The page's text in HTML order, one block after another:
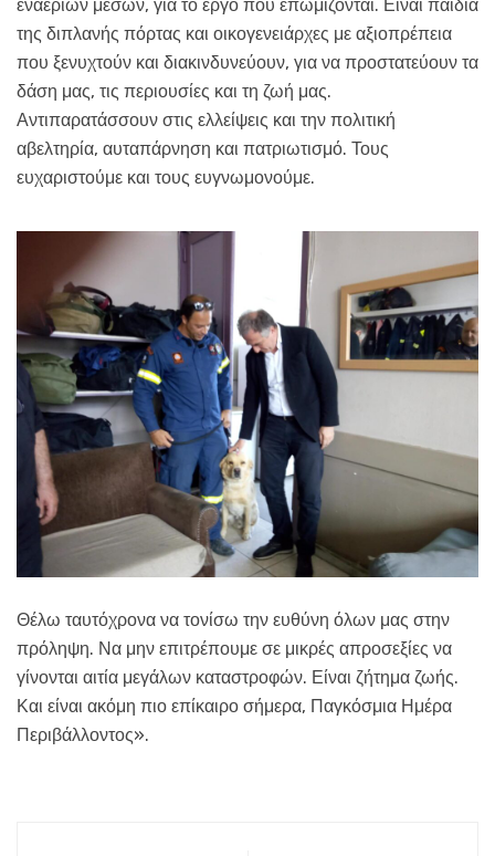
εναέριων μέσων, για το έργο που επωμίζονται. Είναι παιδιά
της διπλανής πόρτας και οικογενειάρχες με αξιοπρέπεια
που ξενυχτούν και διακινδυνεύουν, για να προστατεύουν τα
δάση μας, τις περιουσίες και τη ζωή μας.
Αντιπαρατάσσουν στις ελλείψεις και την πολιτική
αβελτηρία, αυταπάρνηση και πατριωτισμό. Τους
ευχαριστούμε και τους ευγνωμονούμε.
Θέλω ταυτόχρονα να τονίσω την ευθύνη όλων μας στην
πρόληψη. Να μην επιτρέπουμε σε μικρές απροσεξίες να
γίνονται αιτία μεγάλων καταστροφών. Είναι ζήτημα ζωής.
Και είναι ακόμη πιο επίκαιρο σήμερα, Παγκόσμια Ημέρα
Περιβάλλοντος».